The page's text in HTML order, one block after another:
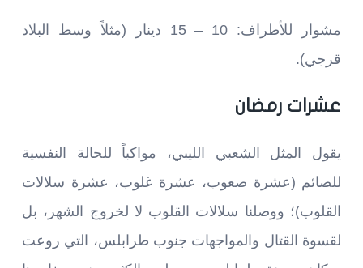
مشوار للأطراف: 10 – 15 دينار (مثلاً وسط البلاد
قرجي).
عشرات رمضان
يقول المثل الشعبي الليبي، مواكباً للحالة النفسية
للصائم (عشرة صعوب، عشرة غلوب، عشرة سلالات
القلوب)؛ ووصلنا سلالات القلوب لا لخروج الشهر، بل
لقسوة القتال والمواجهات جنوب طرابلس، التي روعت